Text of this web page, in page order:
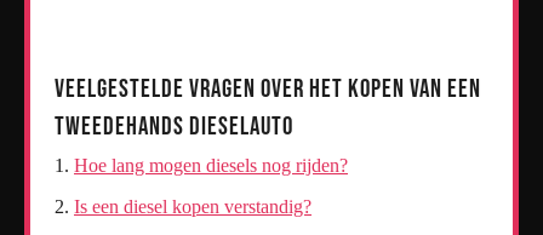
Veelgestelde Vragen over het Kopen van een
Tweedehands Dieselauto
Hoe lang mogen diesels nog rijden?
Is een diesel kopen verstandig?